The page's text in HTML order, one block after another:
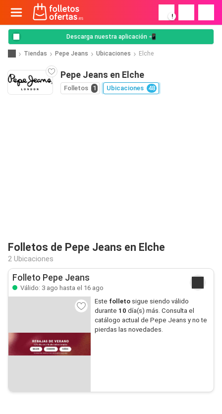
!
Descarga nuestra aplicación 📲
Tiendas Pepe Jeans Ubicaciones Elche
Pepe Jeans en Elche
Folletos 1 Ubicaciones 48
Folletos de Pepe Jeans en Elche
2 Ubicaciones
Folleto Pepe Jeans
Válido: 3 ago hasta el 16 ago
Este folletosigue siendo válido
durante 10 día(s) más. Consulta el
catálogo actual de Pepe Jeans y no te
pierdas las novedades.